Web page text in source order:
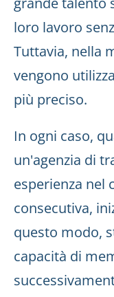
loro lavoro
Tuttavia, nella
vengono
più preciso.
In ogni caso,
un'agenzia di
esperienza nel
consecutiva,
questo modo,
capacità di